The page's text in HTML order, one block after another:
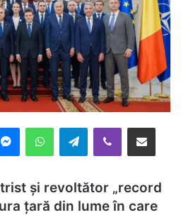
MessengerWhatsAppTelegramViber Distribuie prin mail
și revoltător „record
țară din lume în care